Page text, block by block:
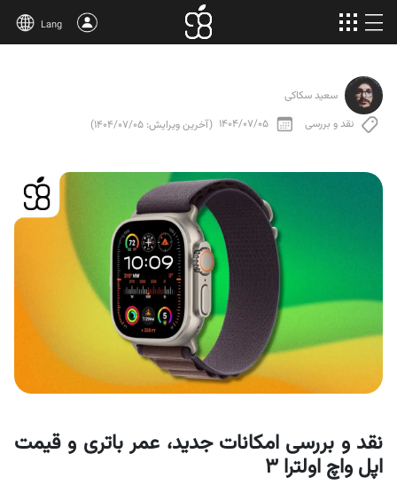
محصولات بیشتر
درباره‌ی ما
Lang
سعید سکاکی
نقد و بررسی
1404/07/05 (آخرین ویرایش: 1404/07/05)
نقد و بررسی امکانات جدید، عمر باتری و قیمت
اپل واچ اولترا 3